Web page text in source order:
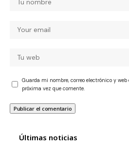
Guarda mi nombre, correo electrónico y web
próxima vez que comente.
Últimas noticias